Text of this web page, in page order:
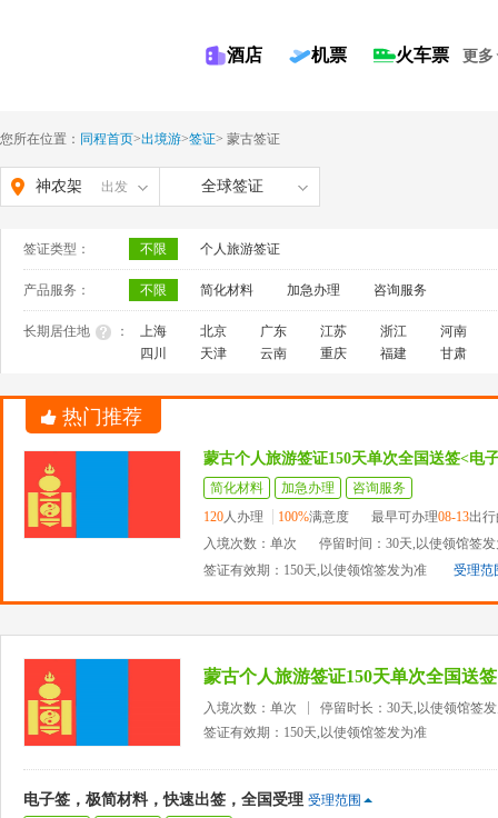
酒店 机票 火车票 更多
您所在位置： 同程首页>出境游>签证> 蒙古签证
神农架 出发 全球签证
签证类型： 不限 个人旅游签证
产品服务： 不限 简化材料 加急办理 咨询服务
长期居住地 ： 上海 北京 广东 江苏 浙江
河南
四川
天津 云南 重庆 福建 甘肃
热门推荐
蒙古个人旅游签证150天单次全国送签<电
简化材料 加急办理
咨询服务
120人办理 100%满意度 最早可办理08-13出
入境次数：单次
停留时间：30天,以使领馆签
签证有效期：150天,以使领馆签发为准
受理范
蒙古个人旅游签证150天单次全国送签
入境次数：单次
停留时长：30天,以使领馆签
签证有效期：150天,以使领馆签发为准
电子签，极简材料，快速出签，全国受理 受理范围